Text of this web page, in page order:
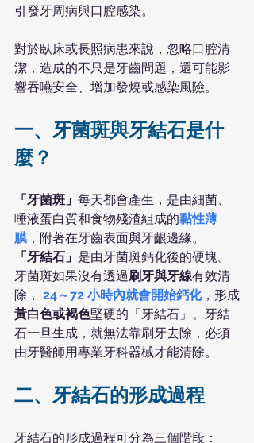
引發牙周病與口腔感染。
對於臥床或長照病患來說，忽略口腔清
潔，造成的不只是牙齒問題，還可能影
響吞嚥安全、增加發燒或感染風險。
一、牙菌斑與牙結石是什
麼？
「牙菌斑」 每天都會產生，是由細菌、
唾液蛋白質和食物殘渣組成的黏性薄
膜 ，附著在牙齒表面與牙齦邊緣。
「牙結石」 是由牙菌斑鈣化後的硬塊。
牙菌斑如果沒有透過刷牙與牙線有效清
除， 24～72 小時內就會開始鈣化，形成
黃白色或褐色堅硬的「牙結石」。牙結
石一旦生成，就無法靠刷牙去除，必須
由牙醫師用專業牙科器械才能清除。
二、牙結石的形成過程
牙結石的形成過程可分為三個階段：